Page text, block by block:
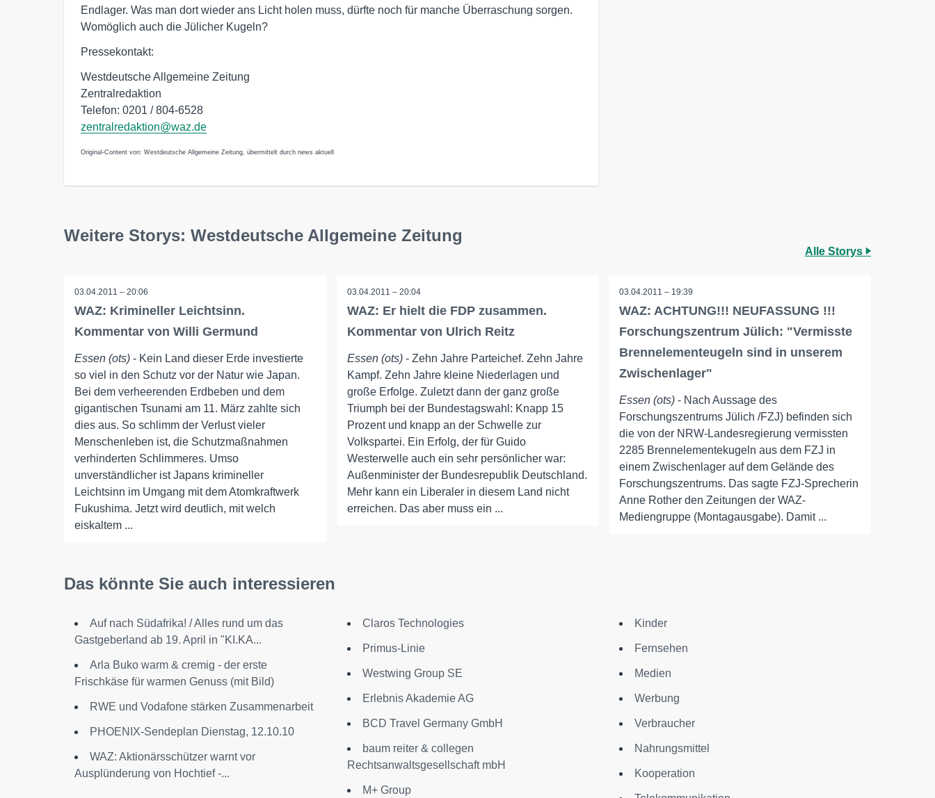
Endlager. Was man dort wieder ans Licht holen muss, dürfte noch für manche Überraschung sorgen.
Womöglich auch die Jülicher Kugeln?
Pressekontakt:
Westdeutsche Allgemeine Zeitung
Zentralredaktion
Telefon: 0201 / 804-6528
zentralredaktion@waz.de
Original-Content von: Westdeutsche Allgemeine Zeitung, übermittelt durch news aktuell
Weitere Storys: Westdeutsche Allgemeine Zeitung
Alle Storys
03.04.2011 – 20:06
WAZ: Krimineller Leichtsinn.
Kommentar von Willi Germund
Essen (ots) - Kein Land dieser Erde investierte
so viel in den Schutz vor der Natur wie Japan.
Bei dem verheerenden Erdbeben und dem
gigantischen Tsunami am 11. März zahlte sich
dies aus. So schlimm der Verlust vieler
Menschenleben ist, die Schutzmaßnahmen
verhinderten Schlimmeres. Umso
unverständlicher ist Japans krimineller
Leichtsinn im Umgang mit dem Atomkraftwerk
Fukushima. Jetzt wird deutlich, mit welch
eiskaltem ...
03.04.2011 – 20:04
WAZ: Er hielt die FDP zusammen.
Kommentar von Ulrich Reitz
Essen (ots)- Zehn Jahre Parteichef. Zehn Jahre
Kampf. Zehn Jahre kleine Niederlagen und
große Erfolge. Zuletzt dann der ganz große
Triumph bei der Bundestagswahl: Knapp 15
Prozent und knapp an der Schwelle zur
Volkspartei. Ein Erfolg, der für Guido
Westerwelle auch ein sehr persönlicher war:
Außenminister der Bundesrepublik Deutschland.
Mehr kann ein Liberaler in diesem Land nicht
erreichen. Das aber muss ein ...
03.04.2011 – 19:39
WAZ: ACHTUNG!!! NEUFASSUNG !!!
Forschungszentrum Jülich: "Vermisste
Brennelementeugeln sind in unserem
Zwischenlager"
Essen (ots) - Nach Aussage des
Forschungszentrums Jülich /FZJ) befinden sich
die von der NRW-Landesregierung vermissten
2285 Brennelementekugeln aus dem FZJ in
einem Zwischenlager auf dem Gelände des
Forschungszentrums. Das sagte FZJ-Sprecherin
Anne Rother den Zeitungen der WAZ-
Mediengruppe (Montagausgabe). Damit ...
Das könnte Sie auch interessieren
Auf nach Südafrika! / Alles rund um das
Gastgeberland ab 19. April in "KI.KA...
Arla Buko warm & cremig - der erste
Frischkäse für warmen Genuss (mit Bild)
RWE und Vodafone stärken Zusammenarbeit
PHOENIX-Sendeplan Dienstag, 12.10.10
WAZ: Aktionärsschützer warnt vor
Ausplünderung von Hochtief -...
Claros Technologies
Primus-Linie
Westwing Group SE
Erlebnis Akademie AG
BCD Travel Germany GmbH
baum reiter & collegen
Rechtsanwaltsgesellschaft mbH
M+ Group
Kinder
Fernsehen
Medien
Werbung
Verbraucher
Nahrungsmittel
Kooperation